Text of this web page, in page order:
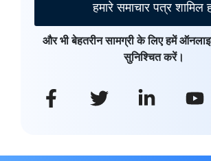
हमारे समाचार पत्र शामिल
और भी बेहतरीन सामग्री के लिए हमें
सुनिश्चित करें।